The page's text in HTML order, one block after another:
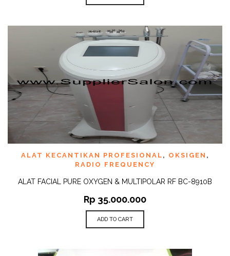
ALAT KECANTIKAN PROFESIONAL , OKSIGEN ,
RADIO FREQUENCY
ALAT FACIAL PURE OXYGEN & MULTIPOLAR RF BC-8910B
Rp 35.000.000
ADD TO CART